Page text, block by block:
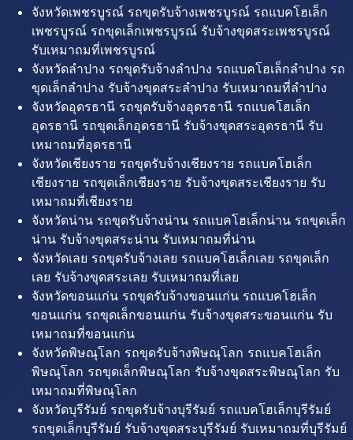
จังหวัดเพชรบูรณ์ รถขุดรับจ้างเพชรบูรณ์ รถแบคโฮเล็ก
เพชรบูรณ์ รถขุดเล็กเพชรบูรณ์ รับจ้างขุดสระเพชรบูรณ์
รับเหมาถมที่เพชรบูรณ์
จังหวัดลำปาง รถขุดรับจ้างลำปาง รถแบคโฮเล็กลำปาง รถ
ขุดเล็กลำปาง รับจ้างขุดสระลำปาง รับเหมาถมที่ลำปาง
จังหวัดอุดรธานี รถขุดรับจ้างอุดรธานี รถแบคโฮเล็ก
อุดรธานี รถขุดเล็กอุดรธานี รับจ้างขุดสระอุดรธานี รับ
เหมาถมที่อุดรธานี
จังหวัดเชียงราย รถขุดรับจ้างเชียงราย รถแบคโฮเล็ก
เชียงราย รถขุดเล็กเชียงราย รับจ้างขุดสระเชียงราย รับ
เหมาถมที่เชียงราย
จังหวัดน่าน รถขุดรับจ้างน่าน รถแบคโฮเล็กน่าน รถขุดเล็ก
น่าน รับจ้างขุดสระน่าน รับเหมาถมที่น่าน
จังหวัดเลย รถขุดรับจ้างเลย รถแบคโฮเล็กเลย รถขุดเล็ก
เลย รับจ้างขุดสระเลย รับเหมาถมที่เลย
จังหวัดขอนแก่น รถขุดรับจ้างขอนแก่น รถแบคโฮเล็ก
ขอนแก่น รถขุดเล็กขอนแก่น รับจ้างขุดสระขอนแก่น รับ
เหมาถมที่ขอนแก่น
จังหวัดพิษณุโลก รถขุดรับจ้างพิษณุโลก รถแบคโฮเล็ก
พิษณุโลก รถขุดเล็กพิษณุโลก รับจ้างขุดสระพิษณุโลก รับ
เหมาถมที่พิษณุโลก
จังหวัดบุรีรัมย์ รถขุดรับจ้างบุรีรัมย์ รถแบคโฮเล็กบุรีรัมย์
รถขุดเล็กบุรีรัมย์ รับจ้างขุดสระบุรีรัมย์ รับเหมาถมที่บุรีรัมย์